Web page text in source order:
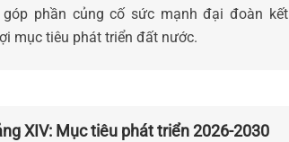
phần củng cố sức mạnh đại đoàn kết
mục tiêu phát triển đất nước.
XIV: Mục tiêu phát triển 2026-2030